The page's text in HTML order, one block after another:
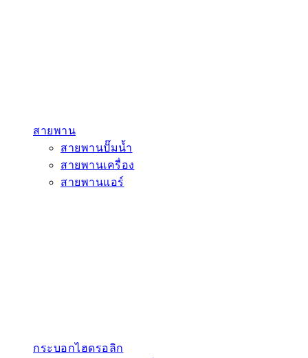
สายพาน
สายพานปั๊มน้ำ
สายพานเครื่อง
สายพานแอร์
กระบอกไฮดรอลิก